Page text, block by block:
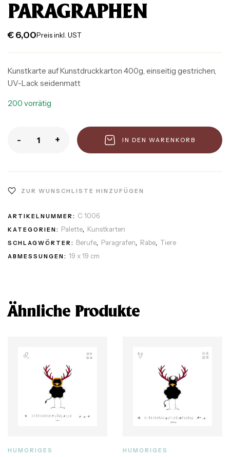
PARAGRAPHEN
€6,00Preis inkl. UST
Kunstkarte auf Kunstdruckkarton 400g, einseitig gestrichen,
UV-Lack seidenmatt
200 vorrätig
- + IN DEN WARENKORB
ZUR WUNSCHLISTE HINZUFÜGEN
ARTIKELNUMMER: C 1006
KATEGORIEN: Palette, Kunstkarten
SCHLAGWÖRTER: Berufe, Paragrafen, Rabe, Tiere
ABMESSUNGEN: 19 x 19 cm
Ähnliche Produkte
HUMORIGES HUMORIGES